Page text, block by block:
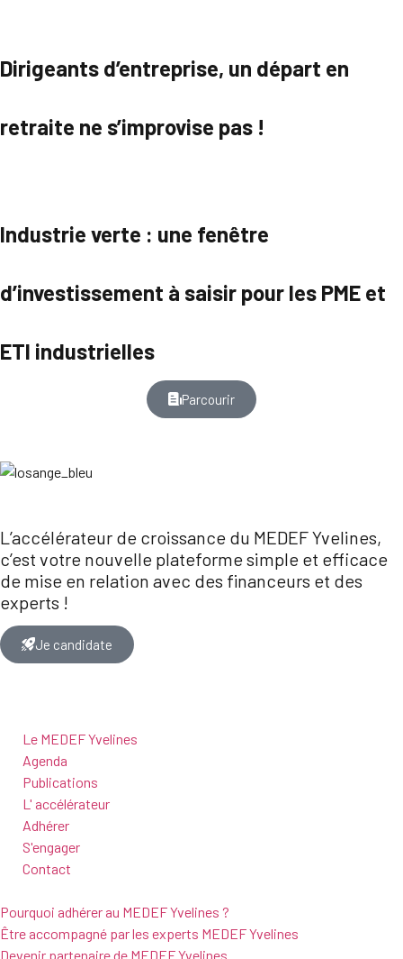
Dirigeants d’entreprise, un départ en
retraite ne s’improvise pas !
Industrie verte : une fenêtre
d’investissement à saisir pour les PME et
ETI industrielles
Parcourir
L’accélérateur de croissance du MEDEF Yvelines,
c’est votre nouvelle plateforme simple et efficace
de mise en relation avec des financeurs et des
experts !
Je candidate
Le MEDEF Yvelines
Agenda
Publications
L' accélérateur
Adhérer
S'engager
Contact
Pourquoi adhérer au MEDEF Yvelines ?
Être accompagné par les experts MEDEF Yvelines
Devenir partenaire de MEDEF Yvelines